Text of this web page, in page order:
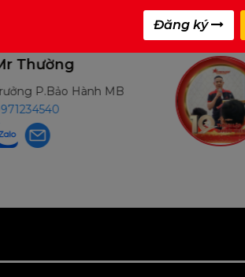
Thường
P.Bảo Hành MB
Đăng ký